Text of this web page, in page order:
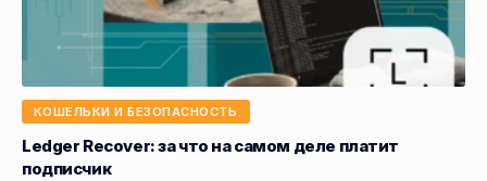
КОШЕЛЬКИ И БЕЗОПАСНОСТЬ
Ledger Recover: за что на самом деле платит
подписчик